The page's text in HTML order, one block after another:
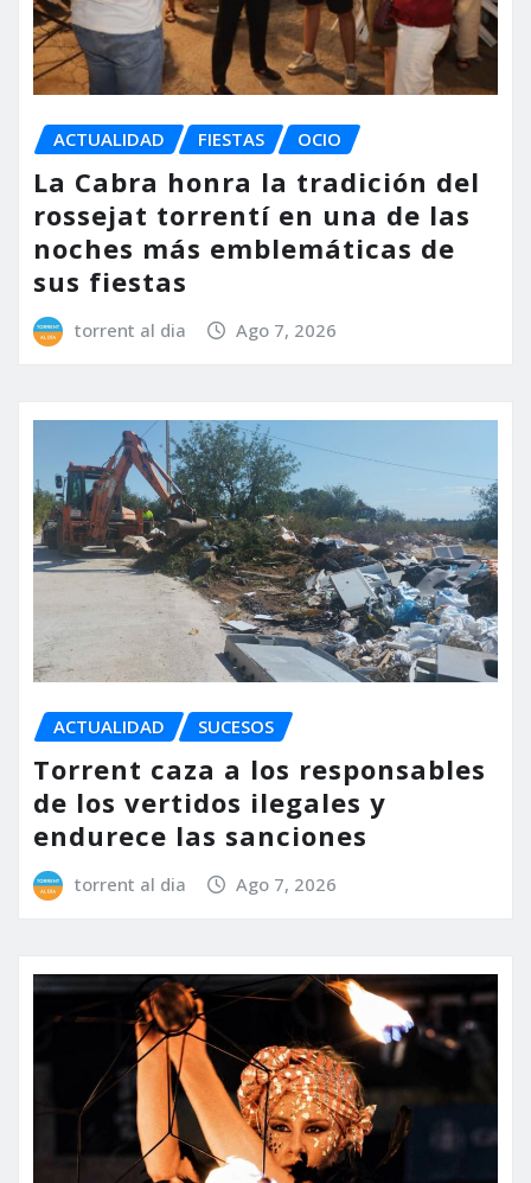
ACTUALIDAD FIESTAS OCIO
La Cabra honra la tradición del
rossejat torrentí en una de las
noches más emblemáticas de
sus fiestas
torrent al dia Ago 7, 2026
ACTUALIDAD SUCESOS
Torrent caza a los responsables
de los vertidos ilegales y
endurece las sanciones
torrent al dia Ago 7, 2026